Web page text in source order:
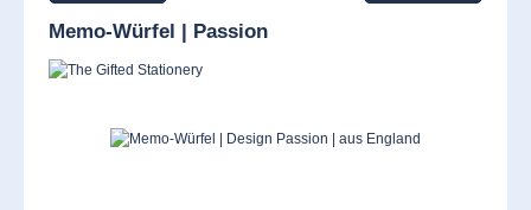
Memo-Würfel | Passion
Bildergalerie überspringen